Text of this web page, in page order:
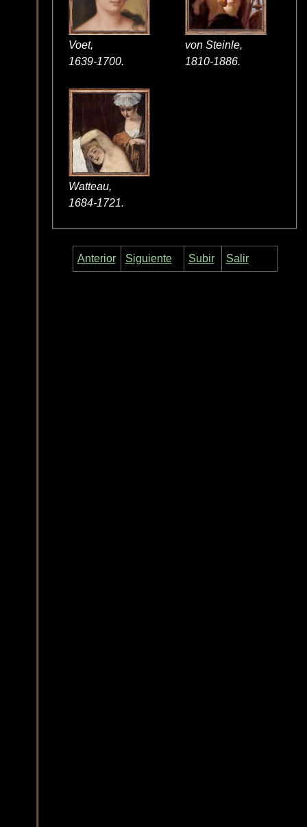
Voet,
1639-1700.
von Steinle,
1810-1886.
Watteau,
1684-1721.
Anterior Siguiente Subir Salir